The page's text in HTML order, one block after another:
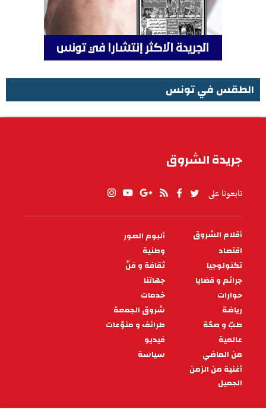
الطقس في تونس
جريدة الشروق
تابعونا على
PIED
DE
PAGE
أقلام الشروق
ألبوم الصور
اقتصاد
وطنية
تكنولوجيا
ثقافة و فنّ
جرائم و قضايا
جهاتنا
حوارات
خدمات
رياضة
شروق الجمعة
طبّ و صحّة
طرائف و منوّعات
عالمية
فيديو
من الماضي
سياسة
أغنية من الزمن
الجميل